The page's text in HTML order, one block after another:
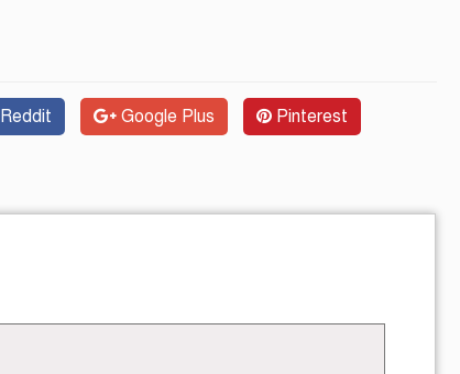
Reddit Google Plus Pinterest